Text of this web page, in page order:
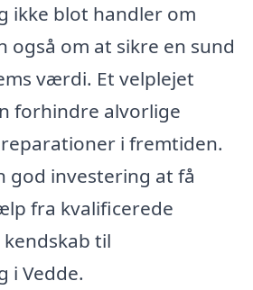
ikke blot handler om
også om at sikre en sund
værdi. Et velplejet
forhindre alvorlige
i fremtiden.
god investering at få
fra kvalificerede
til
i Vedde.